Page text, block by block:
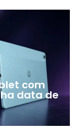
com
data de